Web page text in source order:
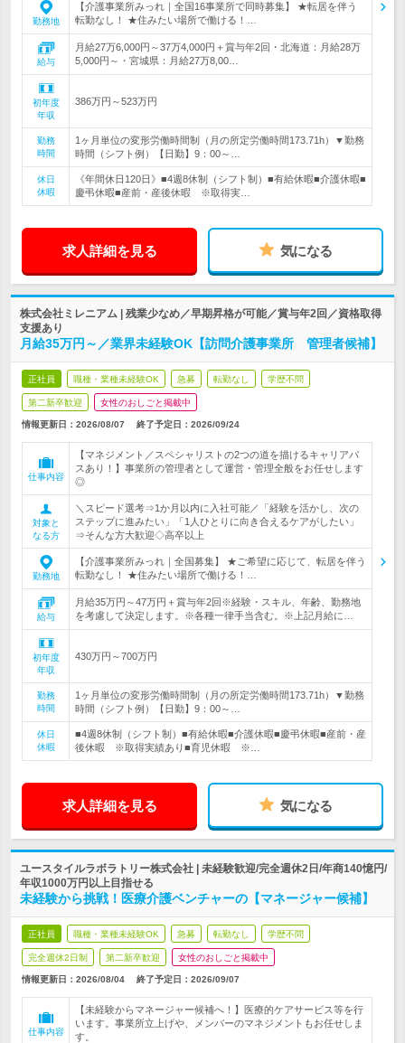
勤務地
【介護事業所みっれ｜全国16事業所で同時募集】 ★転居を伴う
転勤なし！ ★住みたい場所で働ける！…
給与
月給27万6,000円～37万4,000円＋賞与年2回・北海道：月給28万
5,000円～・宮城県：月給27万8,00…
初年度
年収
386万円～523万円
勤務
時間
1ヶ月単位の変形労働時間制（月の所定労働時間173.71h）▼勤務
時間（シフト例）【日勤】9：00～…
休日
休暇
《年間休日120日》■4週8休制（シフト制）■有給休暇■介護休暇■
慶弔休暇■産前・産後休暇 ※取得実…
求人詳細を見る 気になる
株式会社ミレニアム | 残業少なめ／早期昇格が可能／賞与年2回／資格取得
支援あり
月給35万円～／業界未経験OK【訪問介護事業所 管理者候補】
正社員 職種・業種未経験OK 急募 転勤なし 学歴不問
第二新卒歓迎 女性のおしごと掲載中
情報更新日：2026/08/07 終了予定日： 2026/09/24
仕事内容
【マネジメント／スペシャリストの2つの道を描けるキャリアパ
スあり！】事業所の管理者として運営・管理全般をお任せします
◎
対象と
なる方
＼スピード選考⇒1か月以内に入社可能／「経験を活かし、次の
ステップに進みたい」「1人ひとりに向き合えるケアがしたい」
⇒そんな方大歓迎◇高卒以上
勤務地
【介護事業所みっれ｜全国募集】 ★ご希望に応じて、転居を伴う
転勤なし！ ★住みたい場所で働ける！…
給与
月給35万円～47万円＋賞与年2回※経験・スキル、年齢、勤務地
を考慮して決定します。※各種一律手当含む。※上記月給に…
初年度
年収
430万円～700万円
勤務
時間
1ヶ月単位の変形労働時間制（月の所定労働時間173.71h）▼勤務
時間（シフト例）【日勤】9：00～…
休日
休暇
■4週8休制（シフト制）■有給休暇■介護休暇■慶弔休暇■産前・産
後休暇 ※取得実績あり■育児休暇 ※…
求人詳細を見る 気になる
ユースタイルラボラトリー株式会社 | 未経験歓迎/完全週休2日/年商140憶円/
年収1000万円以上目指せる
未経験から挑戦！医療介護ベンチャーの【マネージャー候補】
正社員 職種・業種未経験OK 急募 転勤なし 学歴不問
完全週休2日制 第二新卒歓迎 女性のおしごと掲載中
情報更新日：2026/08/04 終了予定日： 2026/09/07
仕事内容
【未経験からマネージャー候補へ！】医療的ケアサービス等を行
います。事業所立上げや、メンバーのマネジメントもお任せしま
す。